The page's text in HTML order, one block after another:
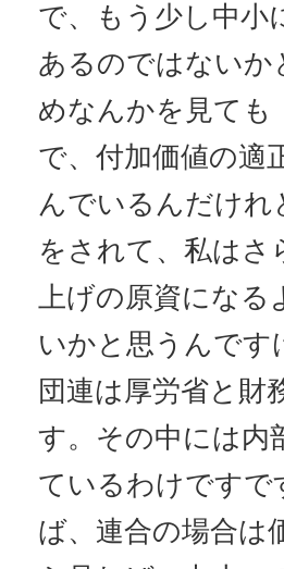
で、もう少し中小
あるのではないか
めなんかを見ても
で、付加価値の適
んでいるんだけれ
をされて、私はさ
上げの原資にな
いかと思うんです
団連は厚労省と財
す。その中には内
ているわけですで
ば、連合の場合は